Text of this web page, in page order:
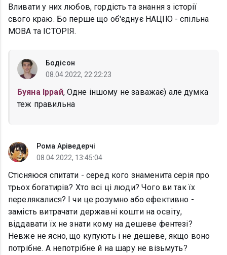
Вливати у них любов, гордість та знання з історії
свого краю. Бо перше що об'єднує НАЦІЮ - спільна
МОВА та ІСТОРІЯ.
Бодісон
08.04.2022, 22:22:23
Буяна Іррай, Одне іншому не заважає) але думка
теж правильна
Рома Аріведерчі
08.04.2022, 13:45:04
Стісняюся спитати - серед кого знаменита серія про
трьох богатирів? Хто всі ці люди? Чого ви так їх
перелякалися? І чи це розумно або ефективно -
замість витрачати державні кошти на освіту,
віддавати їх не знати кому на дешеве фентезі?
Невже не ясно, що купують і не дешеве, якщо воно
потрібне. А непотрібне й на шару не візьмуть?